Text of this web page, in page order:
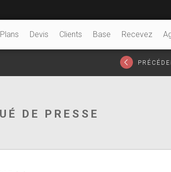
Plans Devis Clients Base Recevez
DE PRESSE